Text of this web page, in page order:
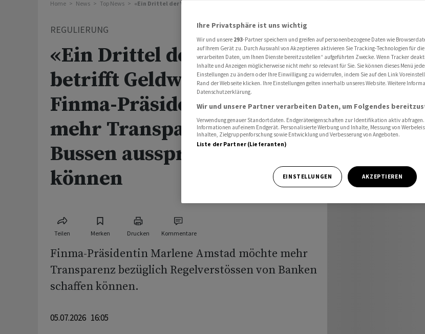
Home News Top News «Ein Drittel der Verfahren betrifft Geldwäscherei» : Finma-Präsidentin will mehr Transparenz und
REGULIERUNG
«Ein Drittel der Verfahren
betrifft Geldwäscherei» :
Finma-Präsidentin will
mehr Transparenz und
Bussen aussprechen
können
Teilen Merken Drucken Kommentare
Finma-Präsidentin Marlene Amstad möchte mehr
Transparenz bezüglich Regelverstössen von Banken
schaffen können.
05.07.2026 16:05
Ihre Privatsphäre ist uns wichtig
Wir und unsere 293-Partner speichern und greifen auf personenbezogene Daten wie
auf Ihrem Gerät zu. Durch Auswahl von Akzeptieren aktivieren Sie Tracking-Technologien für
verarbeiten Daten, um Ihnen Dienste bereitzustellen“ aufgeführten Zwecke. Wenn Tracker
Inhalte und Anzeigen möglicherweise nicht mehr so relevant für Sie. Sie können dieses Menü
Einstellungen zu ändern oder Ihre Einwilligung zu widerrufen, indem Sie auf den Link
Rand der Webseite klicken. Ihre Einstellungen gelten innerhalb unseres Website. Weitere
Datenschutzerklärung.
Wir und unsere Partner verarbeiten Daten, um Folgendes
Verwendung genauer Standortdaten. Endgeräteeigenschaften zur Identifikation aktiv
Informationen auf einem Endgerät. Personalisierte Werbung und Inhalte, Messung von
Inhalten, Zielgruppenforschung sowie Entwicklung und Verbesserung von Angeboten.
Liste der Partner (Lieferanten)
EINSTELLUNGEN AKZEPTIEREN